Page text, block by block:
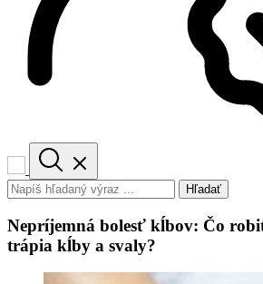
Hľadať
Nepríjemná bolesť kĺbov: Čo
trápia kĺby a svaly?